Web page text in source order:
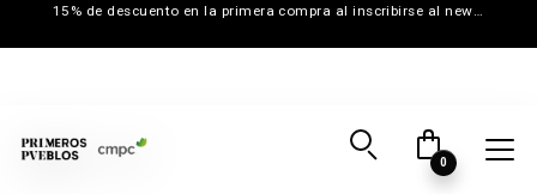
15% de descuento en la primera compra al inscribirse al newsletter
0